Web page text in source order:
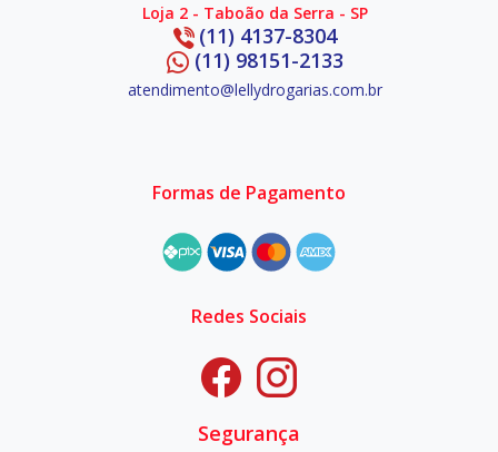
Loja 2 - Taboão da Serra - SP
(11) 4137-8304
(11) 98151-2133
atendimento@lellydrogarias.com.br
Formas de Pagamento
Redes Sociais
Segurança